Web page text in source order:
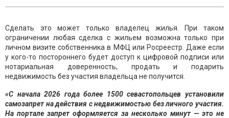
Сделать это может только владелец жилья. При таком
ограничении любая сделка с жильем возможна только при
личном визите собственника в МФЦ или Росреестр. Даже если
у кого-то постороннего будет доступ к цифровой подписи или
нотариальная доверенность, продать и подарить
недвижимость без участия владельца не получится.
«С начала 2026 года более 1500 севастопольцев установили
самозапрет на действия с недвижимостью без личного участия.
На портале запрет оформляется за несколько минут — это не